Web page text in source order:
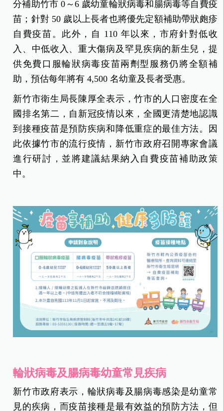
分補助竹市 0～6 歲幼童輪狀病毒和腸病毒等自費疫
苗；針對 50 歲以上長者也將優先定額補助帶狀皰疹
自費疫苗。此外，自 110 年以來，市府針對低收
入、中低收入、重大傷病及罕見疾病的新生兒，提
供免費口服輪狀病毒疫苗兩劑型服務仍將全額補
助，預估每年將有 4,500 名幼童及長者受惠。
新竹市衛生局長陳厚全表示，竹市的人口密度在全
國排名第二，自新冠疫情以來，全國更清楚地認識
到接種疫苗是預防疾病和降低重症的最佳方法。因
此依據竹市的流行疫情，新竹市政府召開專家會議
進行研討，並將建議結果納入自費疫苗補助政策
中。
輪狀病毒及腸病毒幼童常見疾病
新竹市政府表示，輪狀病毒及腸病毒感染是幼童常
見的疾病，而疫苗接種是最有效益的預防方法，但